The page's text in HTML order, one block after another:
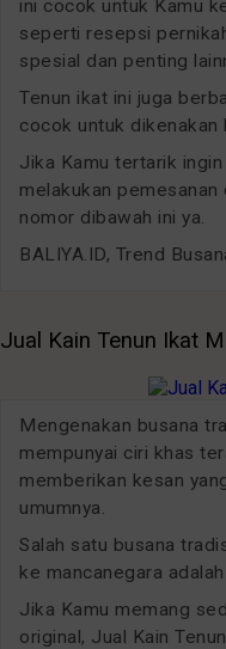
ini cocok untuk Kamu
seperti resepsi
spesial dan penting
Tenun ikat ini juga
cocok untuk dikenakan
Jika Kamu tertarik
melakukan
nomor dibawah ini ya.
BALIYA.ID, Trend
Jual Kain Tenun Ikat
Mengenakan busana
mempunyai ciri khas
memberikan kesan
umumnya.
Salah satu busana
ke mancanegara
Jika Kamu memang
original, Jual Kain